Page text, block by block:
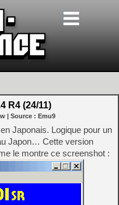
R4 (24/11)
| Source : Emu9
Japonais. Logique pour un
Japon… Cette version
le montre ce screenshot :